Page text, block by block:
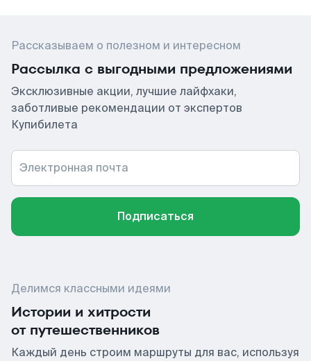
Рассказываем о полезном и интересном
Рассылка с выгодными предложениями
Эксклюзивные акции, лучшие лайфхаки,
заботливые рекомендации от экспертов
Купибилета
Электронная почта
Подписаться
Делимся классными идеями
Истории и хитрости
от путешественников
Каждый день строим маршруты для вас, используя